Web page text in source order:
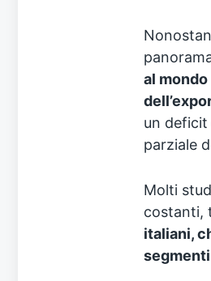
al
un deficit
parziale
Molti
costanti,
italiani,